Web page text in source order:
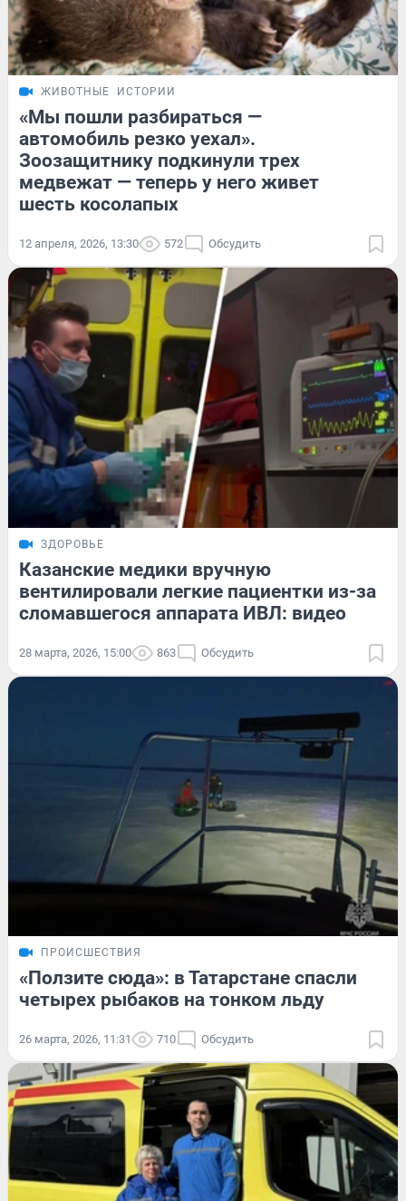
ЖИВОТНЫЕ ИСТОРИИ
«Мы пошли разбираться —
автомобиль резко уехал».
Зоозащитнику подкинули трех
медвежат — теперь у него живет
шесть косолапых
12 апреля, 2026, 13:30 572 Обсудить
ЗДОРОВЬЕ
Казанские медики вручную
вентилировали легкие пациентки из-за
сломавшегося аппарата ИВЛ: видео
28 марта, 2026, 15:00 863 Обсудить
ПРОИСШЕСТВИЯ
«Ползите сюда»: в Татарстане спасли
четырех рыбаков на тонком льду
26 марта, 2026, 11:31 710 Обсудить